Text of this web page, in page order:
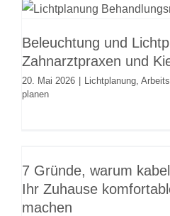
Lichtplanung Arbeitsplatz
Beleuchtung und
Zahnarztpraxen und
20. Mai 2026 Lichtplanung,
planen
komfortabler und
Inspirationen
7 Gründe, warum
Ihr Zuhause
machen